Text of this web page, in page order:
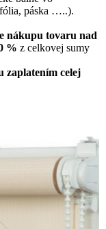
páska …..).
nákupu tovaru nad
% z celkovej sumy
zaplatením celej